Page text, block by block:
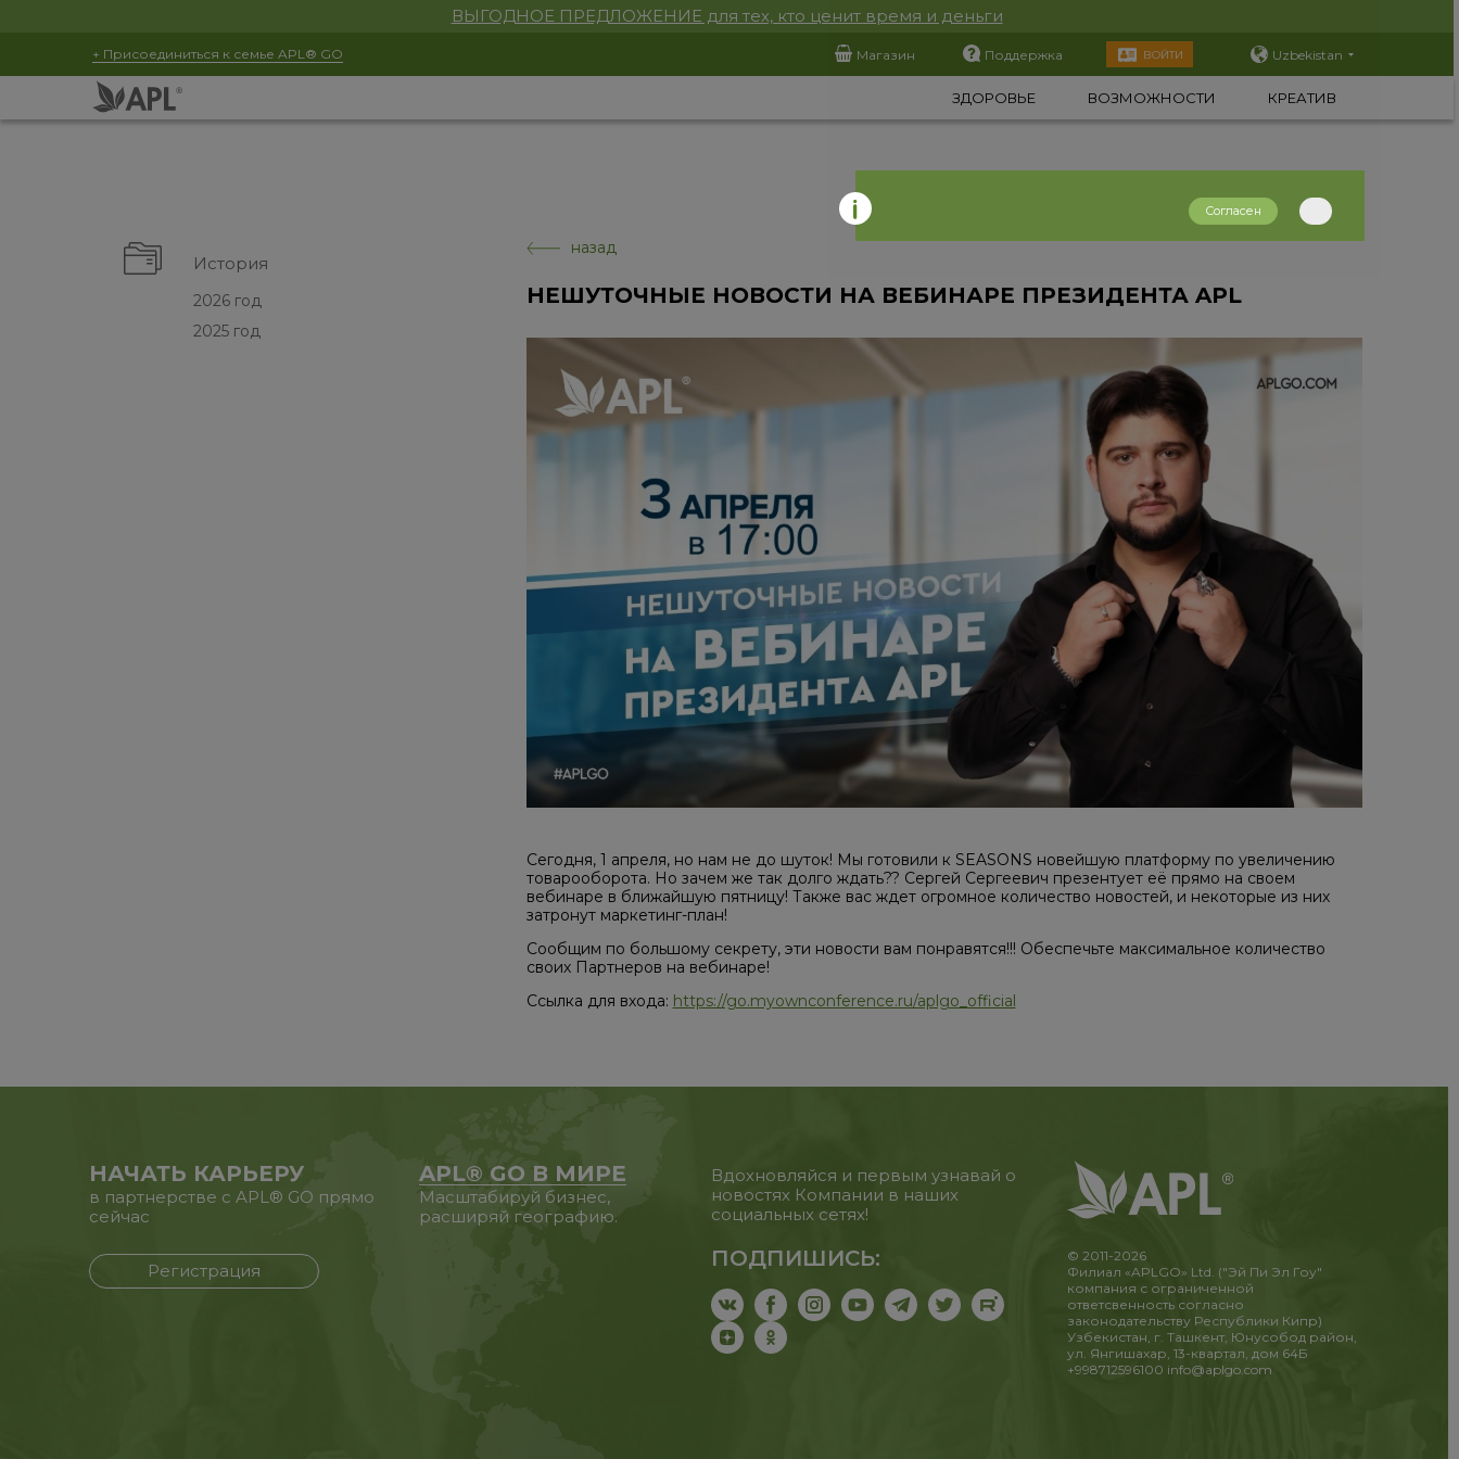
ВЫГОДНОЕ ПРЕДЛОЖЕНИЕ для тех, кто ценит время и деньги
+ Присоединиться к семье APL® GO Магазин Поддержка ВОЙТИ Uzbekistan
ЗДОРОВЬЕ ВОЗМОЖНОСТИ КРЕАТИВ
История
2026 год
2025 год
назад
НЕШУТОЧНЫЕ НОВОСТИ НА ВЕБИНАРЕ ПРЕЗИДЕНТА APL
Сегодня, 1 апреля, но нам не до шуток! Мы готовили к SEASONS новейшую платформу по увеличению
товарооборота. Но зачем же так долго ждать?? Сергей Сергеевич презентует её прямо на своем
вебинаре в ближайшую пятницу! Также вас ждет огромное количество новостей, и некоторые из них
затронут маркетинг-план!
Сообщим по большому секрету, эти новости вам понравятся!!! Обеспечьте максимальное количество
своих Партнеров на вебинаре!
Ссылка для входа: https://go.myownconference.ru/aplgo_official
НАЧАТЬ КАРЬЕРУ
в партнерстве с APL® GO прямо
сейчас
Регистрация
APL® GO В МИРЕ
Масштабируй бизнес,
расширяй географию.
Вдохновляйся и первым узнавай о
новостях Компании в наших
социальных сетях!
ПОДПИШИСЬ:
© 2011-2026
Филиал «APLGO» Ltd. ("Эй Пи Эл Гоу"
компания с ограниченной
ответсвенность согласно
законодательству Республики Кипр)
Узбекистан, г. Ташкент, Юнусобод район,
ул. Янгишахар, 13-квартал, дом 64Б
+998712596100 info@aplgo.com
Согласен